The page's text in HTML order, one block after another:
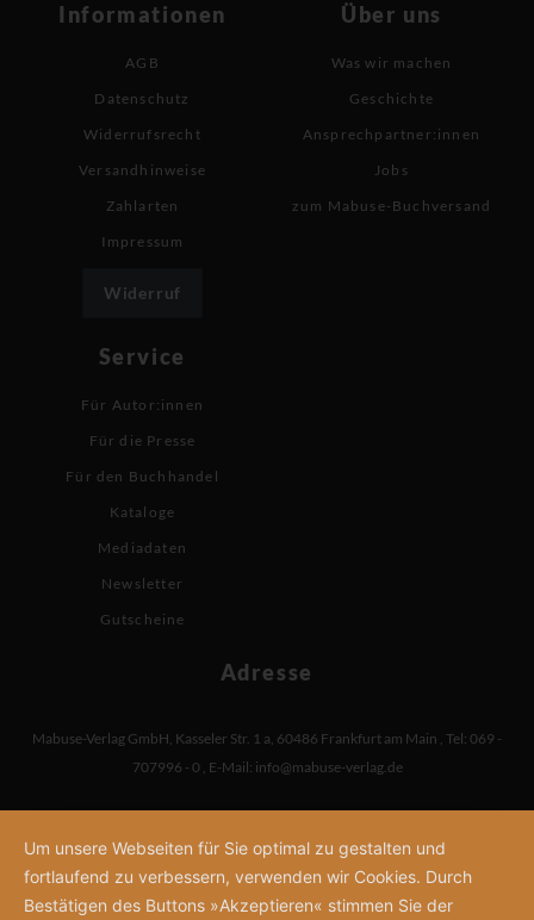
Informationen
AGB
Datenschutz
Widerrufsrecht
Versandhinweise
Zahlarten
Impressum
Widerruf
Über uns
Was wir machen
Geschichte
Ansprechpartner:innen
Jobs
zum Mabuse-Buchversand
Service
Für Autor:innen
Für die Presse
Für den Buchhandel
Kataloge
Mediadaten
Newsletter
Gutscheine
Adresse
Mabuse-Verlag GmbH, Kasseler Str. 1 a, 60486 Frankfurt am Main , Tel: 069 -
707996 - 0 , E-Mail: info@mabuse-verlag.de
Um unsere Webseiten für Sie optimal zu gestalten und
fortlaufend zu verbessern, verwenden wir Cookies. Durch
Bestätigen des Buttons »Akzeptieren« stimmen Sie der